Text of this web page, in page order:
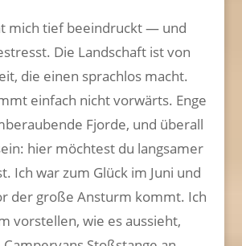
mich tief beeindruckt — und
Die Landschaft ist von
die einen sprachlos macht.
einfach nicht vorwärts. Enge
Fjorde, und überall
hier möchtest du langsamer
Ich war zum Glück im Juni und
der große Ansturm kommt. Ich
vorstellen, wie es aussieht,